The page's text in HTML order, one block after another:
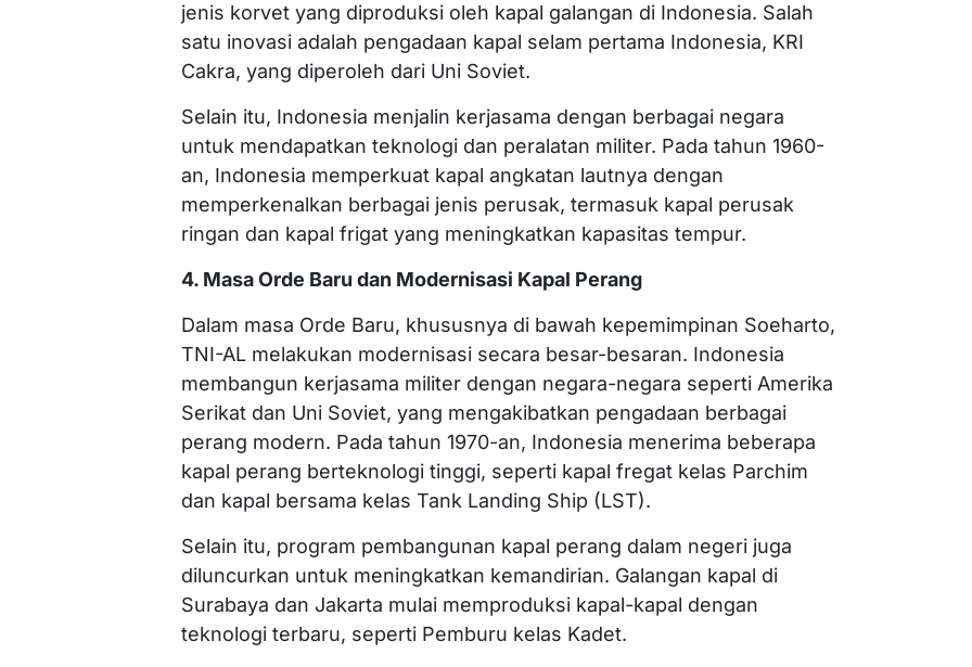
jenis korvet yang diproduksi oleh kapal galangan di Indonesia. Salah
satu inovasi adalah pengadaan kapal selam pertama Indonesia, KRI
Cakra, yang diperoleh dari Uni Soviet.
Selain itu, Indonesia menjalin kerjasama dengan berbagai negara
untuk mendapatkan teknologi dan peralatan militer. Pada tahun 1960-
an, Indonesia memperkuat kapal angkatan lautnya dengan
memperkenalkan berbagai jenis perusak, termasuk kapal perusak
ringan dan kapal frigat yang meningkatkan kapasitas tempur.
4. Masa Orde Baru dan Modernisasi Kapal Perang
Dalam masa Orde Baru, khususnya di bawah kepemimpinan Soeharto,
TNI-AL melakukan modernisasi secara besar-besaran. Indonesia
membangun kerjasama militer dengan negara-negara seperti Amerika
Serikat dan Uni Soviet, yang mengakibatkan pengadaan berbagai
perang modern. Pada tahun 1970-an, Indonesia menerima beberapa
kapal perang berteknologi tinggi, seperti kapal fregat kelas Parchim
dan kapal bersama kelas Tank Landing Ship (LST).
Selain itu, program pembangunan kapal perang dalam negeri juga
diluncurkan untuk meningkatkan kemandirian. Galangan kapal di
Surabaya dan Jakarta mulai memproduksi kapal-kapal dengan
teknologi terbaru, seperti Pemburu kelas Kadet.